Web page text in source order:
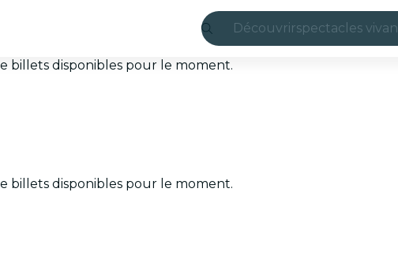
Découvrirspectacles
billets disponibles pour le moment.
billets disponibles pour le moment.